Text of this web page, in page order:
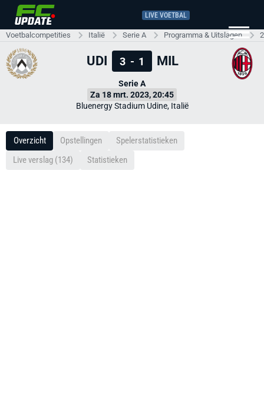
LIVE VOETBAL
Voetbalcompetities Italië Serie A Programma & Uitslagen
UDI 3 - 1 MIL
Serie A
Za 18 mrt. 2023, 20:45
Bluenergy Stadium Udine, Italië
Overzicht Opstellingen
Spelerstatistieken
Live verslag (134)
Statistieken